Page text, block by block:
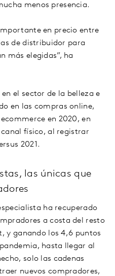
menos presencia.
en precio entre
de distribuidor para
más elegidas”, ha
el sector de la belleza e
en las compras online,
en 2020, en
físico, al registrar
2021.
las únicas que
ha recuperado
a costa del resto
y ganando los 4,6 puntos
hasta llegar al
solo las cadenas
nuevos compradores,